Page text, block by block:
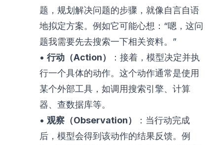
题，规划解决问题的步骤，就像自言自语
地拟定方案。例如它可能心想：“嗯，这问
题我需要先去搜索一下相关资料。”
• 行动（Action）
：接着，模型决定并执
行一个具体的动作。这个动作通常是使用
某个外部工具，如调用搜索引擎、计算
器、查数据库等。
• 观察（Observation）
：当行动完成
后，模型会得到该动作的结果反馈。例